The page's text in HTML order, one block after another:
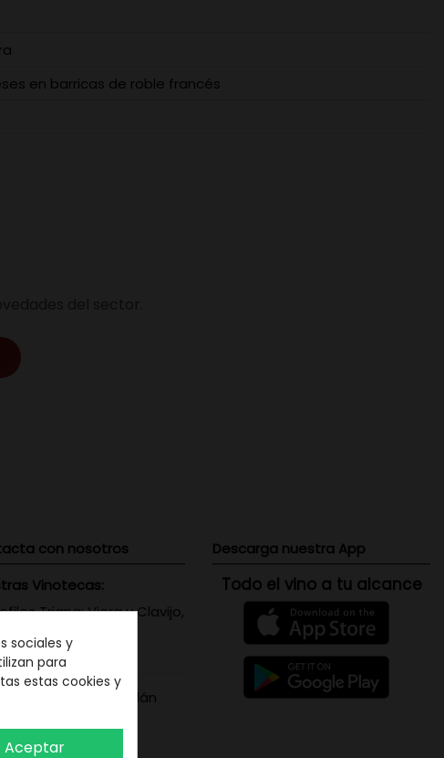
en barricas de roble francés
con nosotros
Vinotecas:
Triana: Viera y Clavijo,
828071656
Santa Cruz: Adán
Descarga nuestra App
Todo el vino a tu alcance
sociales y
para
estas cookies y
Aceptar